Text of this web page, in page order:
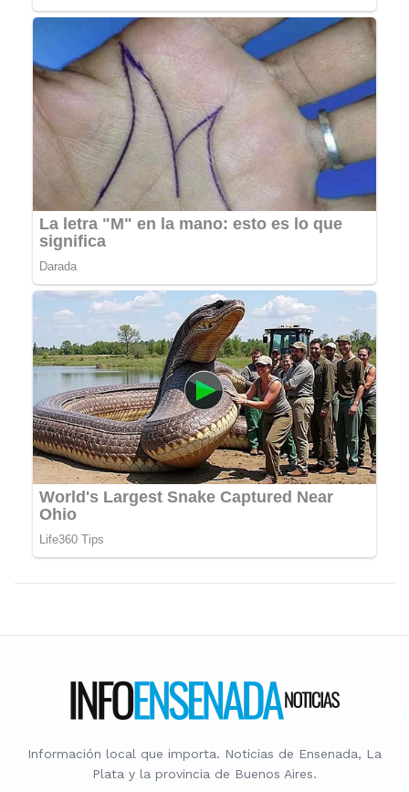
Información local que importa. Noticias de Ensenada, La
Plata y la provincia de Buenos Aires.